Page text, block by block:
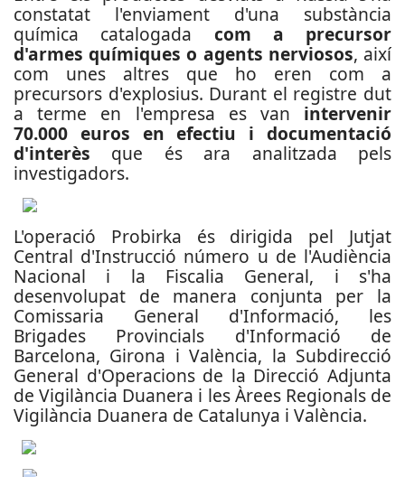
constatat l'enviament d'una substància
química catalogada com a precursor
d'armes químiques o agents nerviosos, així
com unes altres que ho eren com a
precursors d'explosius. Durant el registre dut
a terme en l'empresa es van intervenir
70.000 euros en efectiu i documentació
d'interès que és ara analitzada pels
investigadors.
L'operació Probirka és dirigida pel Jutjat
Central d'Instrucció número u de l'Audiència
Nacional i la Fiscalia General, i s'ha
desenvolupat de manera conjunta per la
Comissaria General d'Informació, les
Brigades Provincials d'Informació de
Barcelona, Girona i València, la Subdirecció
General d'Operacions de la Direcció Adjunta
de Vigilància Duanera i les Àrees Regionals de
Vigilància Duanera de Catalunya i València.